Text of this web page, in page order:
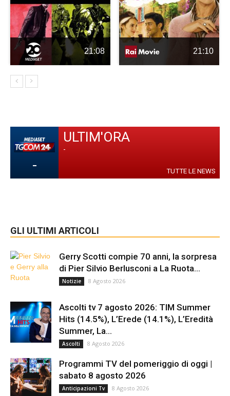
21:08 21:10
-
ULTIM'ORA
-
TUTTE LE NEWS
GLI ULTIMI ARTICOLI
Gerry Scotti compie 70 anni, la sorpresa
di Pier Silvio Berlusconi a La Ruota...
Notizie 8 Agosto 2026
Ascolti tv 7 agosto 2026: TIM Summer
Hits (14.5%), L’Erede (14.1%), L’Eredità
Summer, La...
Ascolti 8 Agosto 2026
Programmi TV del pomeriggio di oggi |
sabato 8 agosto 2026
Anticipazioni Tv 8 Agosto 2026